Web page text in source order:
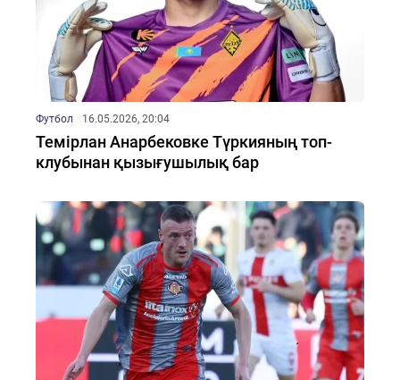
Футбол 16.05.2026, 20:04
Темірлан Анарбековке Түркияның топ-
клубынан қызығушылық бар